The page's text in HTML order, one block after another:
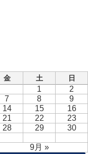
金 土 日
1
2
7 8
9
14 15
16
21 22
23
28 29
30
9月 »